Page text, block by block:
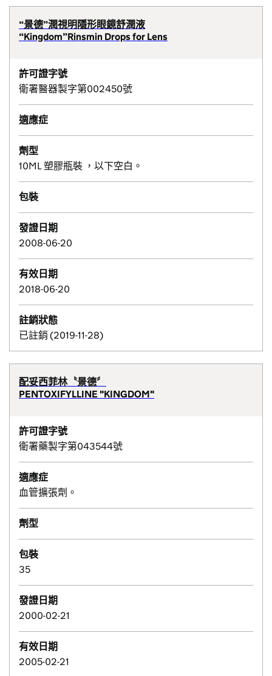
“景德”潤視明隱形眼鏡舒潤液
“Kingdom”Rinsmin Drops for Lens
許可證字號
衛署醫器製字第002450號
適應症
劑型
10ML 塑膠瓶裝 ，以下空白。
包裝
發證日期
2008-06-20
有效日期
2018-06-20
註銷狀態
已註銷 (2019-11-28)
配妥西菲林〝景德〞
PENTOXIFYLLINE "KINGDOM"
許可證字號
衛署藥製字第043544號
適應症
血管擴張劑。
劑型
包裝
35
發證日期
2000-02-21
有效日期
2005-02-21